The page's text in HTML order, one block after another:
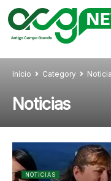
Início Category
Noticias
NOTICIAS